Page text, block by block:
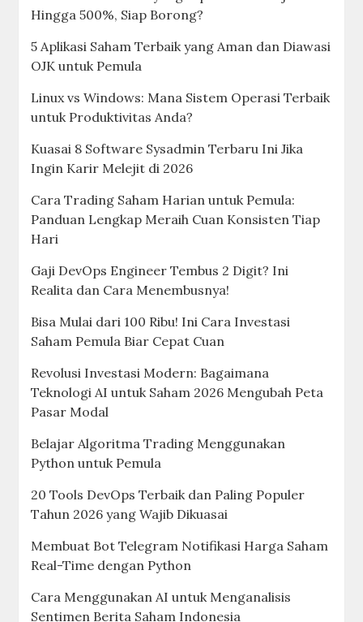
Hingga 500%, Siap Borong?
5 Aplikasi Saham Terbaik yang Aman dan Diawasi
OJK untuk Pemula
Linux vs Windows: Mana Sistem Operasi Terbaik
untuk Produktivitas Anda?
Kuasai 8 Software Sysadmin Terbaru Ini Jika
Ingin Karir Melejit di 2026
Cara Trading Saham Harian untuk Pemula:
Panduan Lengkap Meraih Cuan Konsisten Tiap
Hari
Gaji DevOps Engineer Tembus 2 Digit? Ini
Realita dan Cara Menembusnya!
Bisa Mulai dari 100 Ribu! Ini Cara Investasi
Saham Pemula Biar Cepat Cuan
Revolusi Investasi Modern: Bagaimana
Teknologi AI untuk Saham 2026 Mengubah Peta
Pasar Modal
Belajar Algoritma Trading Menggunakan
Python untuk Pemula
20 Tools DevOps Terbaik dan Paling Populer
Tahun 2026 yang Wajib Dikuasai
Membuat Bot Telegram Notifikasi Harga Saham
Real-Time dengan Python
Cara Menggunakan AI untuk Menganalisis
Sentimen Berita Saham Indonesia